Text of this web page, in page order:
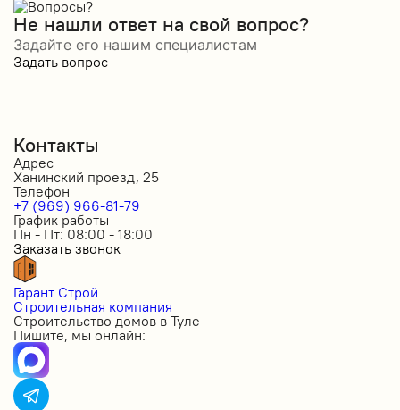
Не нашли ответ на свой вопрос?
Задайте его нашим специалистам
Задать вопрос
Контакты
Адрес
Ханинский проезд, 25
Телефон
+7 (969) 966-81-79
График работы
Пн - Пт: 08:00 - 18:00
Заказать звонок
Гарант Строй
Строительная компания
Строительство домов в Туле
Пишите, мы онлайн: